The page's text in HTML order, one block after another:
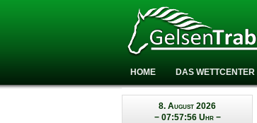
HOME DAS WETTCENTER
8. August 2026
− 07:57:56 Uhr −